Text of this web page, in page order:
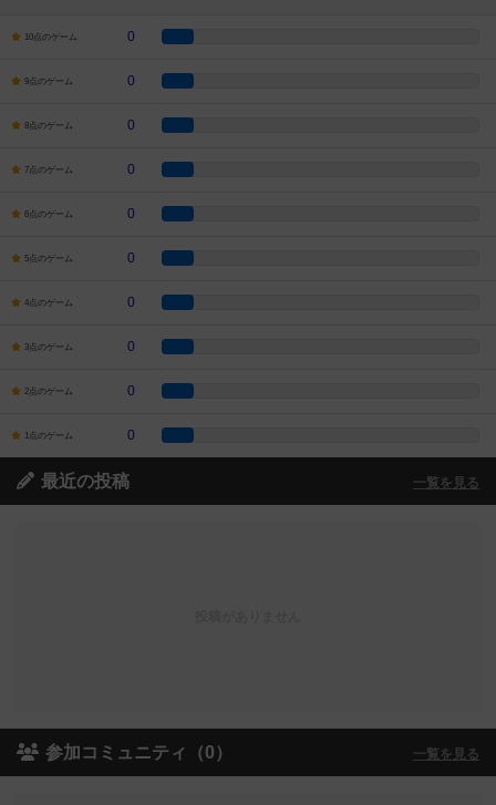
10点のゲーム 0
9点のゲーム 0
8点のゲーム 0
7点のゲーム 0
6点のゲーム 0
5点のゲーム 0
4点のゲーム 0
3点のゲーム 0
2点のゲーム 0
1点のゲーム 0
最近の投稿 一覧を見る
参加コミュニティ（0） 一覧を見る